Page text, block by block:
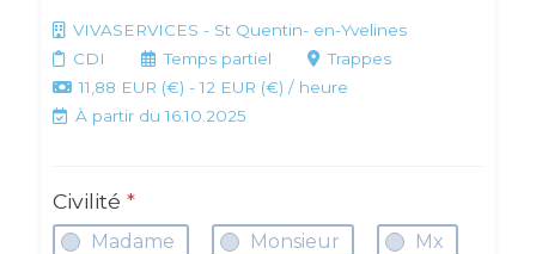
VIVASERVICES - St Quentin- en-Yvelines
CDI
Temps partiel
Trappes
11,88 EUR (€) - 12 EUR (€) / heure
À partir du 16.10.2025
Civilité *
Madame Monsieur Mx